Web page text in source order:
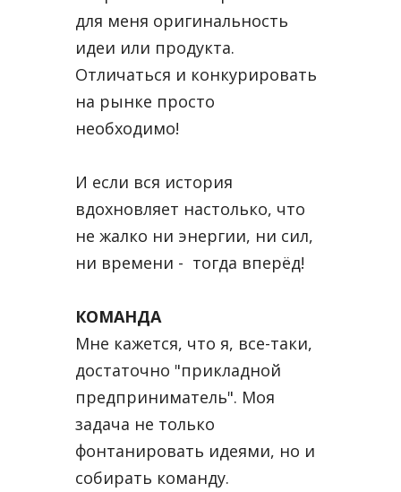
для меня оригинальность
идеи или продукта.
Отличаться и конкурировать
на рынке просто
необходимо!
И если вся история
вдохновляет настолько, что
не жалко ни энергии, ни сил,
ни времени - тогда вперёд!
КОМАНДА
Мне кажется, что я, все-таки,
достаточно "прикладной
предприниматель". Моя
задача не только
фонтанировать идеями, но и
собирать команду.